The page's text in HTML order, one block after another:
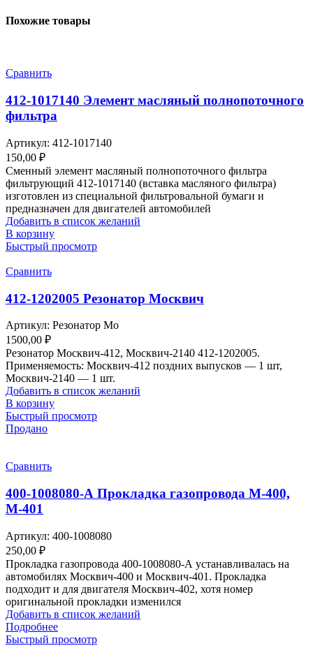
Похожие товары
Сравнить
412-1017140 Элемент масляный полнопоточного
фильтра
Артикул: 412-1017140
150,00 ₽
Сменный элемент масляный полнопоточного фильтра
фильтрующий 412-1017140 (вставка масляного фильтра)
изготовлен из специальной фильтровальной бумаги и
предназначен для двигателей автомобилей
Добавить в список желаний
В корзину
Быстрый просмотр
Сравнить
412-1202005 Резонатор Москвич
Артикул: Резонатор Мо
1500,00 ₽
Резонатор Москвич-412, Москвич-2140 412-1202005.
Применяемость: Москвич-412 поздних выпусков — 1 шт,
Москвич-2140 — 1 шт.
Добавить в список желаний
В корзину
Быстрый просмотр
Продано
Сравнить
400-1008080-А Прокладка газопровода М-400,
М-401
Артикул: 400-1008080
250,00 ₽
Прокладка газопровода 400-1008080-А устанавливалась на
автомобилях Москвич-400 и Москвич-401. Прокладка
подходит и для двигателя Москвич-402, хотя номер
оригинальной прокладки изменился
Добавить в список желаний
Подробнее
Быстрый просмотр